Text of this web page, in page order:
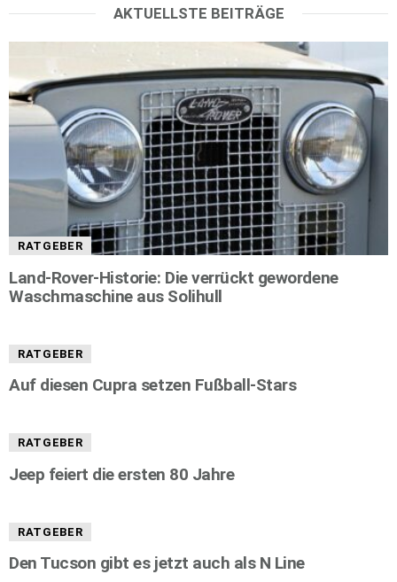
AKTUELLSTE BEITRÄGE
RATGEBER
Land-Rover-Historie: Die verrückt gewordene
Waschmaschine aus Solihull
RATGEBER
Auf diesen Cupra setzen Fußball-Stars
RATGEBER
Jeep feiert die ersten 80 Jahre
RATGEBER
Den Tucson gibt es jetzt auch als N Line